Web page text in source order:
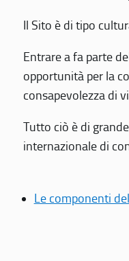
Il Sito è di tipo
Entrare a fa parte
opportunità per la
consapevolezza di
Tutto ciò è di
internazionale di
Le componenti